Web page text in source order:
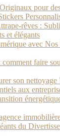
pour
rêves :
et élégants
avec
faire
son nettoyage
aux
du